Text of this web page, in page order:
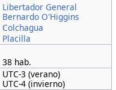
Libertador General
Bernardo O'Higgins
Colchagua
Placilla
38 hab.
UTC-3 (verano)
UTC-4 (invierno)